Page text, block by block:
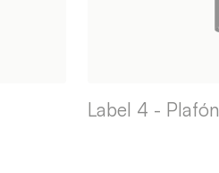
Label 4 - Plafón